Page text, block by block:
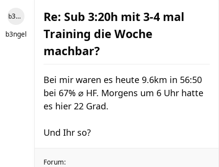
b3ngel
b3ngel
Re: Sub 3:20h mit 3-4 mal
Training die Woche
machbar?
Bei mir waren es heute 9.6km in 56:50
bei 67% ⌀ HF. Morgens um 6 Uhr hatte
es hier 22 Grad.
Und Ihr so?
Forum: